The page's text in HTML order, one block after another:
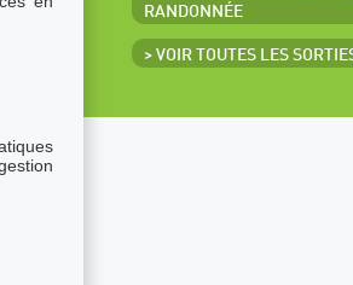
RANDONNÉE
> VOIR TOUTES LES